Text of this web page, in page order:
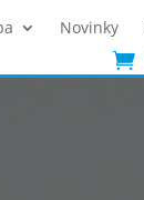
Novinky